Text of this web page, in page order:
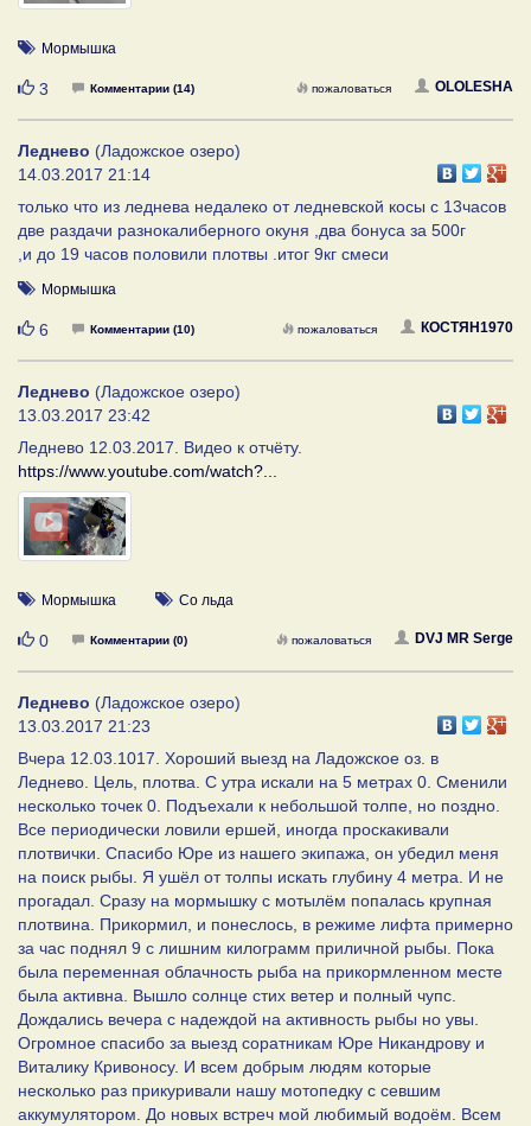
Мормышка
Нравится
3 Комментарии (14) OLOLESHA
пожаловаться
Леднево (Ладожское озеро)
14.03.2017 21:14
только что из леднева недалеко от ледневской косы c 13часов
две раздачи разнокалиберного окуня ,два бонуса за 500г
,и до 19 часов половили плотвы .итог 9кг смеси
Мормышка
Нравится
6 Комментарии (10) КОСТЯН1970
пожаловаться
Леднево (Ладожское озеро)
13.03.2017 23:42
Леднево 12.03.2017. Видео к отчёту.
https://www.youtube.com/watch?...
Мормышка Со льда
Нравится
0 Комментарии (0) DVJ MR Serge
пожаловаться
Леднево (Ладожское озеро)
13.03.2017 21:23
Вчера 12.03.1017. Хороший выезд на Ладожское оз. в
Леднево. Цель, плотва. С утра искали на 5 метрах 0. Сменили
несколько точек 0. Подъехали к небольшой толпе, но поздно.
Все периодически ловили ершей, иногда проскакивали
плотвички. Спасибо Юре из нашего экипажа, он убедил меня
на поиск рыбы. Я ушёл от толпы искать глубину 4 метра. И не
прогадал. Сразу на мормышку с мотылём попалась крупная
плотвина. Прикормил, и понеслось, в режиме лифта примерно
за час поднял 9 с лишним килограмм приличной рыбы. Пока
была переменная облачность рыба на прикормленном месте
была активна. Вышло солнце стих ветер и полный чупс.
Дождались вечера с надеждой на активность рыбы но увы.
Огромное спасибо за выезд соратникам Юре Никандрову и
Виталику Кривоносу. И всем добрым людям которые
несколько раз прикуривали нашу мотопедку с севшим
аккумулятором. До новых встреч мой любимый водоём. Всем